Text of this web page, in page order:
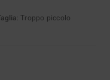
: Troppo piccolo